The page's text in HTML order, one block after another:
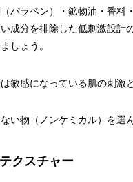
パラベン）・鉱物油・香料
成分を排除した低刺激設計
しょう。
敏感になっている肌の刺激
い物（ノンケミカル）を選
クスチャー